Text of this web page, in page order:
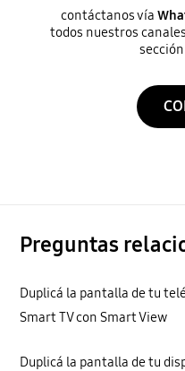
contáctanos vía
todos nuestros
Preguntas
Duplicá la pantalla de tu
Smart TV con Smart View
Duplicá la pantalla de tu